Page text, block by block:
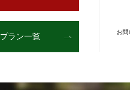
プラン一覧 お問